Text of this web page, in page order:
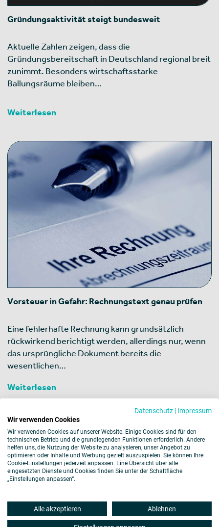
Gründungsaktivität steigt bundesweit
Aktuelle Zahlen zeigen, dass die
Gründungsbereitschaft in Deutschland regional breit
zunimmt. Besonders wirtschaftsstarke
Ballungsräume bleiben…
Weiterlesen
Vorsteuer in Gefahr: Rechnungstext genau prüfen
Eine fehlerhafte Rechnung kann grundsätzlich
rückwirkend berichtigt werden, allerdings nur, wenn
das ursprüngliche Dokument bereits die
wesentlichen…
Weiterlesen
Weitere Themen
Barrierefreiheit
Hinweisgebersystem
Datenschutz | Impressum
Wir verwenden Cookies
Wir verwenden Cookies auf unserer Website. Einige Cookies sind für den
technischen Betrieb und die grundlegenden Funktionen erforderlich. Andere
helfen uns, die Nutzung der Website zu analysieren, unser Angebot zu
optimieren oder Inhalte und Werbung gezielt auszuspielen. Sie können Ihre
Cookie-Einstellungen jederzeit anpassen. Eine Übersicht über alle
eingesetzten Dienste und Cookies finden Sie unter der Schaltfläche
„Einstellungen anpassen“.
Alle akzeptieren Ablehnen